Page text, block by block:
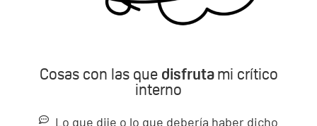
Cosas con las que disfrutami crítico
interno
Lo que dije o lo que debería haber dicho